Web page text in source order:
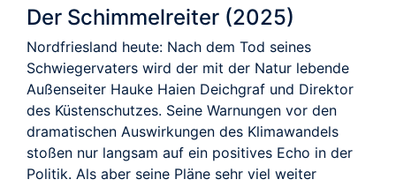
Der Schimmelreiter (2025)
Nordfriesland heute: Nach dem Tod seines
Schwiegervaters wird der mit der Natur lebende
Außenseiter Hauke Haien Deichgraf und Direktor
des Küstenschutzes. Seine Warnungen vor den
dramatischen Auswirkungen des Klimawandels
stoßen nur langsam auf ein positives Echo in der
Politik. Als aber seine Pläne sehr viel weiter